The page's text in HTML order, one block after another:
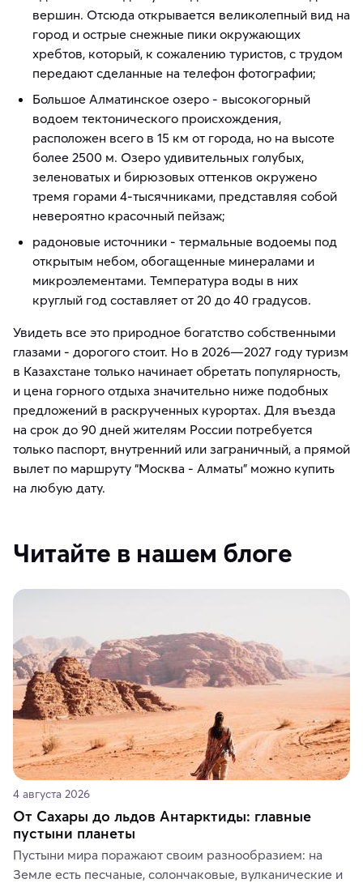
вершин. Отсюда открывается великолепный вид на
город и острые снежные пики окружающих
хребтов, который, к сожалению туристов, с трудом
передают сделанные на телефон фотографии;
Большое Алматинское озеро - высокогорный
водоем тектонического происхождения,
расположен всего в 15 км от города, но на высоте
более 2500 м. Озеро удивительных голубых,
зеленоватых и бирюзовых оттенков окружено
тремя горами 4-тысячниками, представляя собой
невероятно красочный пейзаж;
радоновые источники - термальные водоемы под
открытым небом, обогащенные минералами и
микроэлементами. Температура воды в них
круглый год составляет от 20 до 40 градусов.
Увидеть все это природное богатство собственными
глазами - дорогого стоит. Но в 2026—2027 году туризм
в Казахстане только начинает обретать популярность,
и цена горного отдыха значительно ниже подобных
предложений в раскрученных курортах. Для въезда
на срок до 90 дней жителям России потребуется
только паспорт, внутренний или заграничный, а прямой
вылет по маршруту “Москва - Алматы” можно купить
на любую дату.
Читайте в нашем блоге
4 августа 2026
От Сахары до льдов Антарктиды: главные
пустыни планеты
Пустыни мира поражают своим разнообразием: на
Земле есть песчаные, солончаковые, вулканические и